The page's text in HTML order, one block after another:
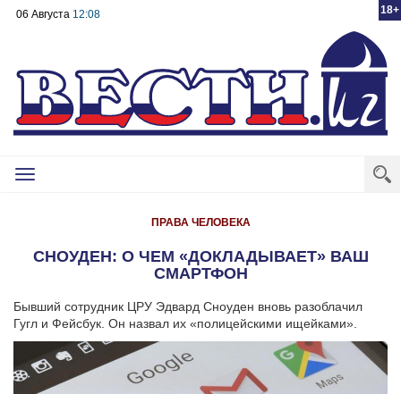
18+
06 Августа 12:08
Toggle
ПРАВА ЧЕЛОВЕКА
СНОУДЕН: О ЧЕМ «ДОКЛАДЫВАЕТ» ВАШ
СМАРТФОН
Бывший сотрудник ЦРУ Эдвард Сноуден вновь разоблачил
Гугл и Фейсбук. Он назвал их «полицейскими ищейками».